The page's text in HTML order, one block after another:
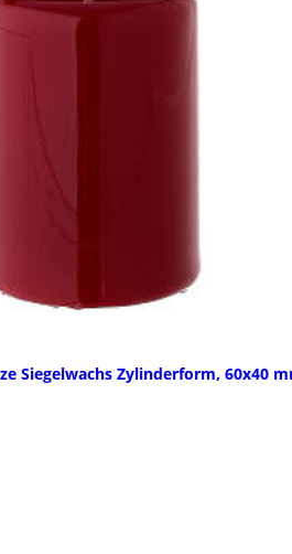
Siegelwachs Zylinderform, 60x40